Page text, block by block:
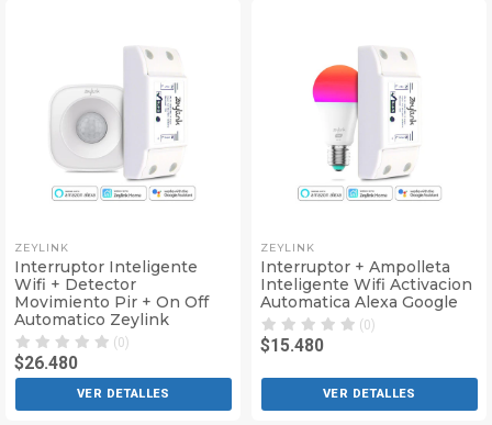
ZEYLINK
Interruptor Inteligente
Wifi + Detector
Movimiento Pir + On Off
Automatico Zeylink
(0)
$26.480
VER DETALLES
ZEYLINK
Interruptor + Ampolleta
Inteligente Wifi Activacion
Automatica Alexa Google
(0)
$15.480
VER DETALLES